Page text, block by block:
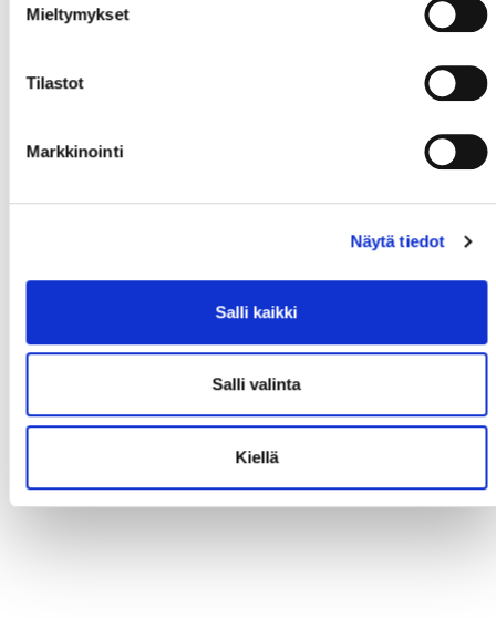
Mieltymykset
Tilastot
Markkinointi
Näytä tiedot
Salli kaikki
Salli valinta
Kiellä